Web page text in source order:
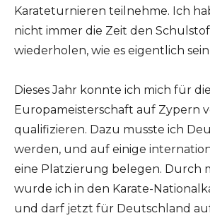
Karateturnieren teilnehme. Ich
nicht immer die Zeit den
wiederholen, wie es eigentlich
Dieses Jahr konnte ich mich für
Europameisterschaft auf Zypern
qualifizieren. Dazu musste ich
werden, und auf einige
eine Platzierung belegen. Durch
wurde ich in den Karate-
und darf jetzt für Deutschland